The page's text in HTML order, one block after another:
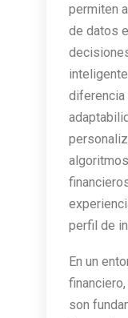
permiten
de datos
diferencia
perfil de
En un
son